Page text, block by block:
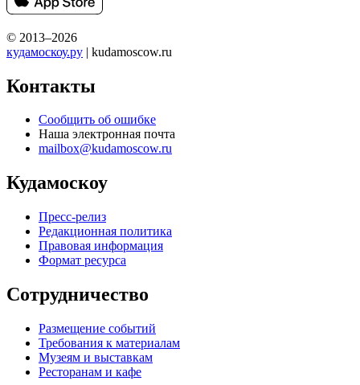
© 2013–2026
кудамоскоу.ру | kudamoscow.ru
Контакты
Сообщить об ошибке
Наша электронная почта
mailbox@kudamoscow.ru
Кудамоскоу
Пресс-релиз
Редакционная политика
Правовая информация
Формат ресурса
Сотрудничество
Размещение событий
Требования к материалам
Музеям и выставкам
Ресторанам и кафе